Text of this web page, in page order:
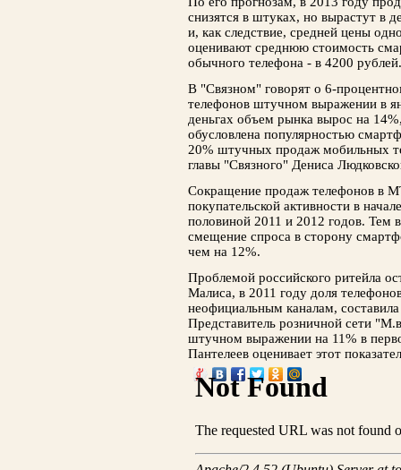
снизятся в штуках, но вырастут в
и, как следствие, средней цены
оценивают среднюю стоимость
обычного телефона - в 4200 рублей.
В "Связном" говорят о 6-
телефонов штучном выражении в
деньгах объем рынка вырос на
обусловлена популярностью
20% штучных продаж мобильных
главы "Связного" Дениса
Сокращение продаж телефонов в
покупательской активности в
половиной 2011 и 2012 годов. Тем
смещение спроса в сторону
чем на 12%.
Проблемой российского ритейла
Малиса, в 2011 году доля
неофициальным каналам,
Представитель розничной сети
штучном выражении на 11% в
Пантелеев оценивает этот